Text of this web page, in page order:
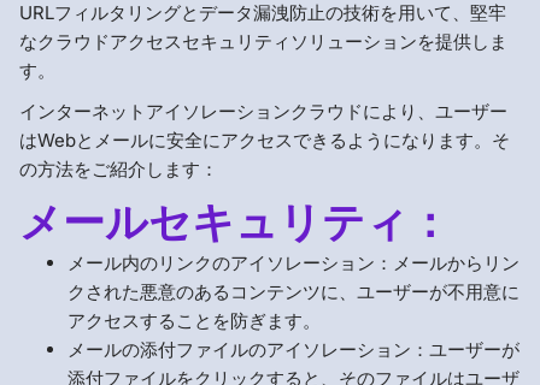
URLフィルタリングとデータ漏洩防止の技術を用いて、堅牢
なクラウドアクセスセキュリティソリューションを提供しま
す。
インターネットアイソレーションクラウドにより、ユーザー
はWebとメールに安全にアクセスできるようになります。そ
の方法をご紹介します：
メールセキュリティ：
メール内のリンクのアイソレーション：メールからリン
クされた悪意のあるコンテンツに、ユーザーが不用意に
アクセスすることを防ぎます。
メールの添付ファイルのアイソレーション：ユーザーが
添付ファイルをクリックすると、そのファイルはユーザ